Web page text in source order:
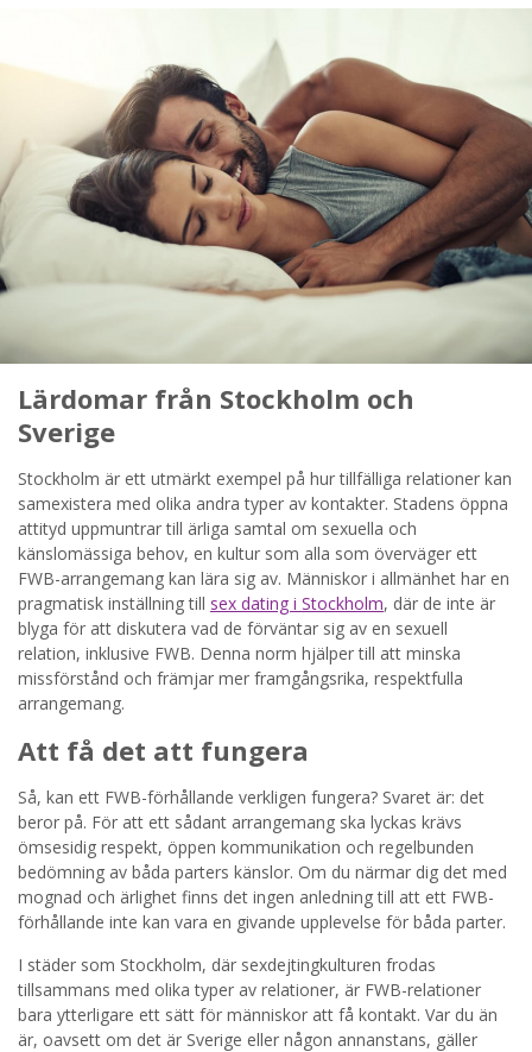
Lärdomar från Stockholm och
Sverige
Stockholm är ett utmärkt exempel på hur tillfälliga relationer kan
samexistera med olika andra typer av kontakter. Stadens öppna
attityd uppmuntrar till ärliga samtal om sexuella och
känslomässiga behov, en kultur som alla som överväger ett
FWB-arrangemang kan lära sig av. Människor i allmänhet har en
pragmatisk inställning till sex dating i Stockholm, där de inte är
blyga för att diskutera vad de förväntar sig av en sexuell
relation, inklusive FWB. Denna norm hjälper till att minska
missförstånd och främjar mer framgångsrika, respektfulla
arrangemang.
Att få det att fungera
Så, kan ett FWB-förhållande verkligen fungera? Svaret är: det
beror på. För att ett sådant arrangemang ska lyckas krävs
ömsesidig respekt, öppen kommunikation och regelbunden
bedömning av båda parters känslor. Om du närmar dig det med
mognad och ärlighet finns det ingen anledning till att ett FWB-
förhållande inte kan vara en givande upplevelse för båda parter.
I städer som Stockholm, där sexdejtingkulturen frodas
tillsammans med olika typer av relationer, är FWB-relationer
bara ytterligare ett sätt för människor att få kontakt. Var du än
är, oavsett om det är Sverige eller någon annanstans, gäller